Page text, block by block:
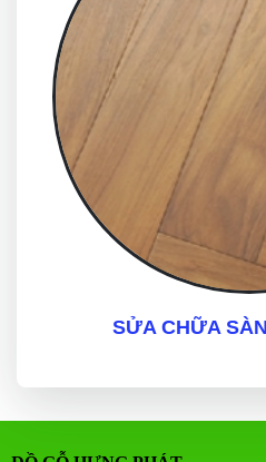
SỬA CHỮA